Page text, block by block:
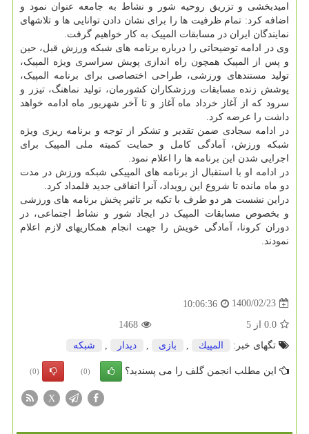
امیدبخشی و تزریق روحیه شور و نشاط به جامعه عنوان نمود و
اضافه کرد: تمام ظرفیت ها را برای نشان دادن توانایی ها و تلاشهای
نمایندگان ایران در مسابقات المپیک به کار خواهیم گرفت.
وی در ادامه توضیحاتی را درباره برنامه های شبکه ورزش قبل، حین
و پس از المپیک همچون راه اندازی پویش سراسری ویژه المپیک،
تولید مستندهای ورزشی، طراحی اختصاصی برای برنامه المپیک،
پوشش زنده مسابقات ورزشکاران کشورمان، تولید نماهنگ، تیزر و
سرود که از آغاز خرداد ماه آغاز و تا آخر شهریور ماه ادامه خواهد
داشت را عرضه کرد.
در ادامه سجادی ضمن تقدیر و تشکر از توجه و برنامه ریزی ویژه
شبکه ورزش، آمادگی کامل و حمایت کمیته ملی المپیک برای
اجرایی شدن این برنامه ها را اعلام نمود.
در ادامه او با استقبال از برنامه های المپیکی شبکه ورزش در مدت
دو ماه مانده تا شروع این رویداد، آنرا اتفاقی جدید قلمداد کرد.
دراین نشست هر دو طرف با تکیه بر تاثیر پخش برنامه های ورزشی
و بخصوص مسابقات المپیک در ایجاد شور و نشاط اجتماعی، در
دوران کرونا، آمادگی خویش را جهت انجام همکاریهای لازم اعلام
نمودند.
1400/02/23
10:06:36
0.0 از 5
1468
تگهای خبر:
المپیك بازی دیدار شبكه
این مطلب انجمن گلف را می پسندید؟ (0)
(0)
X